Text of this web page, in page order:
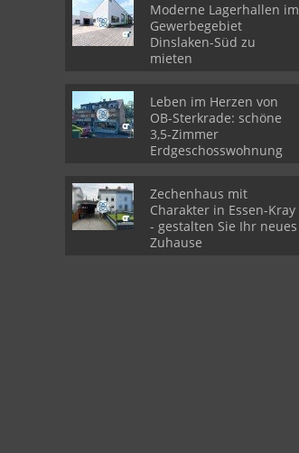
Moderne Lagerhallen im
Gewerbegebiet
Dinslaken-Süd zu
mieten
Leben im Herzen von
OB-Sterkrade: schöne
3,5-Zimmer
Erdgeschosswohnung
Zechenhaus mit
Charakter in Essen-Kray
- gestalten Sie Ihr neues
Zuhause